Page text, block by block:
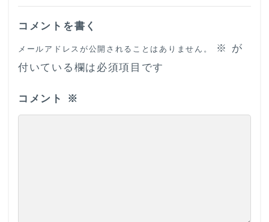
コメントを書く
メールアドレスが公開されることはありません。 ※
が
付いている欄は必須項目です
コメント ※